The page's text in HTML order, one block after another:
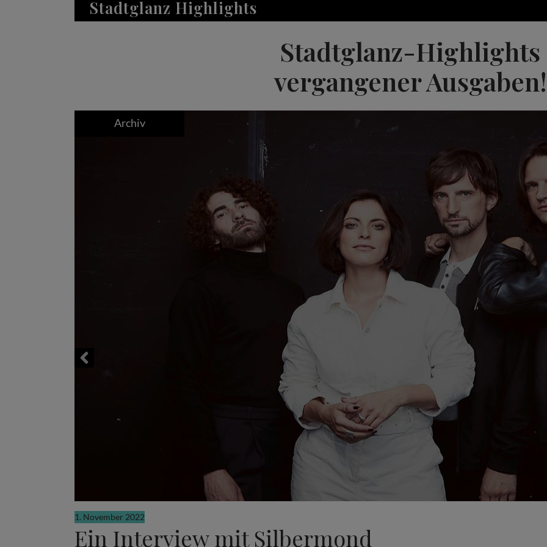
Stadtglanz Highlights
Stadtglanz-Highlights
vergangener Ausgaben!
Archiv
1. November 2022
Ein Interview mit Silbermond